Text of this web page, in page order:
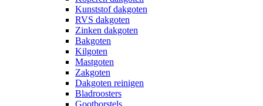
Kunststof dakgoten
RVS dakgoten
Zinken dakgoten
Bakgoten
Kilgoten
Mastgoten
Zakgoten
Dakgoten reinigen
Bladroosters
Gootborstels